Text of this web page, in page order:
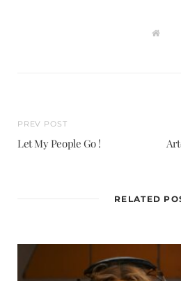
W
PREV POST
Let My People Go !
RELATED